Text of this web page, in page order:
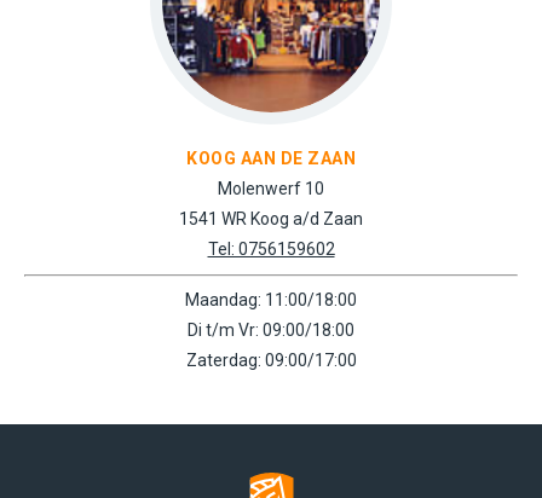
KOOG AAN DE ZAAN
Molenwerf 10
1541 WR Koog a/d Zaan
Tel: 0756159602
Maandag: 11:00/18:00
Di t/m Vr: 09:00/18:00
Zaterdag: 09:00/17:00